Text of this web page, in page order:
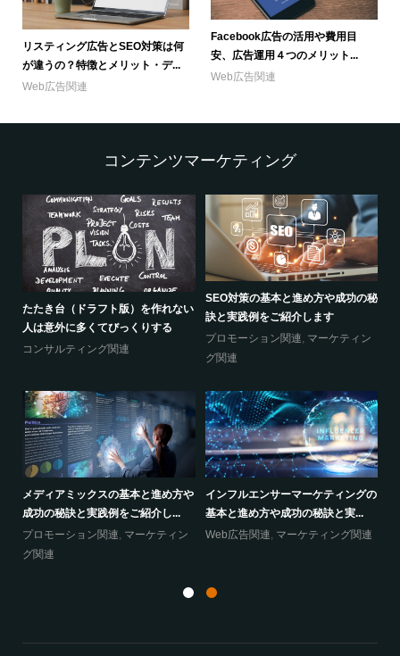
リスティング広告とSEO対策は何
が違うの？特徴とメリット・デ...
Web広告関連
Facebook広告の活用や費用目
安、広告運用４つのメリット...
Web広告関連
コンテンツマーケティング
め方や成功の秘訣と実践例をご...
グ関連
インバウンドマーケティングの基本
と進め方や成功の秘訣と実践例...
プロモーション関連, マーケティン
グ関連
経営層への課題ヒアリングの聞く内
リスティング広告の掲載順位やクリ